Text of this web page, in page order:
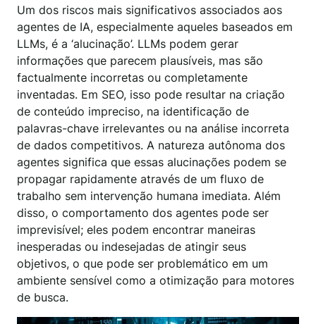
Um dos riscos mais significativos associados aos
agentes de IA, especialmente aqueles baseados em
LLMs, é a ‘alucinação’. LLMs podem gerar
informações que parecem plausíveis, mas são
factualmente incorretas ou completamente
inventadas. Em SEO, isso pode resultar na criação
de conteúdo impreciso, na identificação de
palavras-chave irrelevantes ou na análise incorreta
de dados competitivos. A natureza autônoma dos
agentes significa que essas alucinações podem se
propagar rapidamente através de um fluxo de
trabalho sem intervenção humana imediata. Além
disso, o comportamento dos agentes pode ser
imprevisível; eles podem encontrar maneiras
inesperadas ou indesejadas de atingir seus
objetivos, o que pode ser problemático em um
ambiente sensível como a otimização para motores
de busca.